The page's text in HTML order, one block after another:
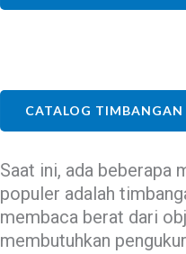
CATALOG TIMBANGAN
Saat ini, ada beberapa
populer adalah
membaca berat dari
membutuhkan